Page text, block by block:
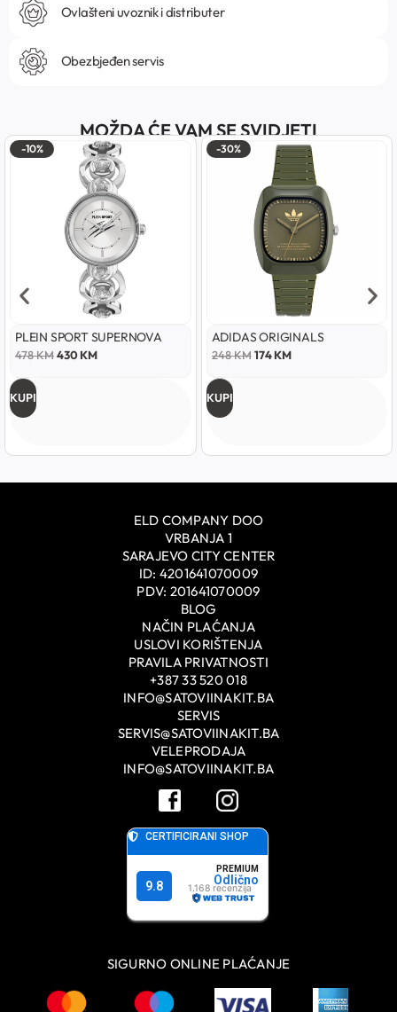
Ovlašteni uvoznik i distributer
Obezbjeđen servis
MOŽDA ĆE VAM SE SVIDJETI
-10%
PLEIN SPORT SUPERNOVA
478KM430KM
KUPI
-30%
ADIDAS ORIGINALS
248KM 174KM
KUPI
ELD COMPANY DOO
VRBANJA 1
SARAJEVO CITY CENTER
ID: 4201641070009
PDV: 201641070009
BLOG
NAČIN PLAĆANJA
USLOVI KORIŠTENJA
PRAVILA PRIVATNOSTI
+387 33 520 018
INFO@SATOVIINAKIT.BA
SERVIS
SERVIS@SATOVIINAKIT.BA
VELEPRODAJA
INFO@SATOVIINAKIT.BA
SIGURNO ONLINE PLAĆANJE